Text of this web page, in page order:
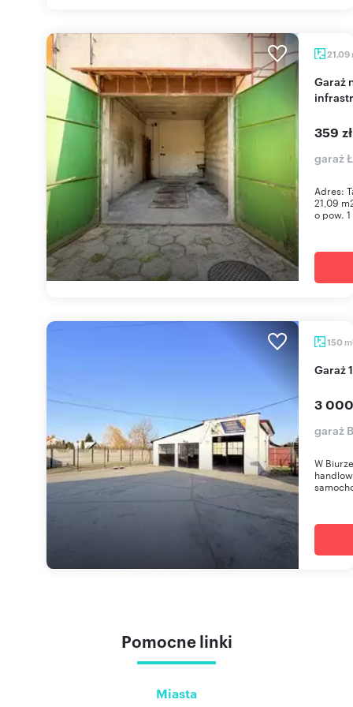
21,09
Garaż na wynajem w Łazach, 21,09 m2, pełna
359
garaż
Adres:
21,09
o pow.
150 m
3
garaż
W
Pomocne linki
Miasta